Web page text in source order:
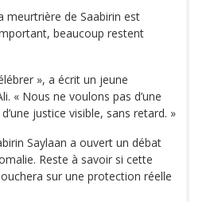
meurtrière de Saabirin est
beaucoup restent
», a écrit un jeune
« Nous ne voulons pas d’une
justice visible, sans retard. »
Saylaan a ouvert un débat
Reste à savoir si cette
sur une protection réelle